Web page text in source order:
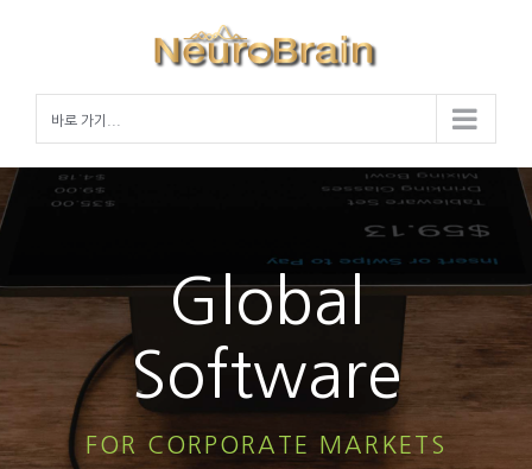
바로 가기...
Global
Software
FOR CORPORATE MARKETS